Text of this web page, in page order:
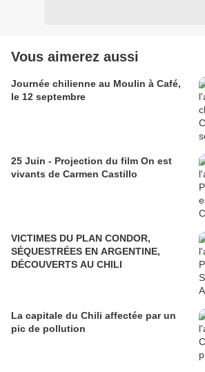
Vous aimerez aussi
Journée chilienne au Moulin à Café,
le 12 septembre
25 Juin - Projection du film On est
vivants de Carmen Castillo
VICTIMES DU PLAN CONDOR,
SÉQUESTRÉES EN ARGENTINE,
DÉCOUVERTS AU CHILI
La capitale du Chili affectée par un
pic de pollution